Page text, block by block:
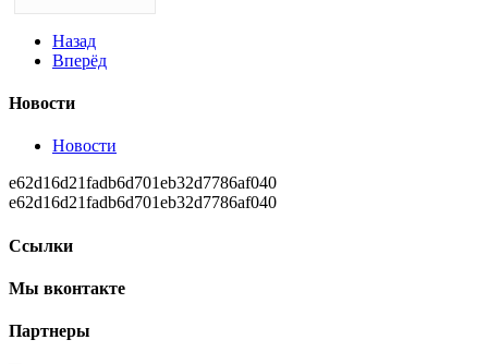
Назад
Вперёд
Новости
Новости
e62d16d21fadb6d701eb32d7786af040
e62d16d21fadb6d701eb32d7786af040
Ссылки
Мы вконтакте
Партнеры